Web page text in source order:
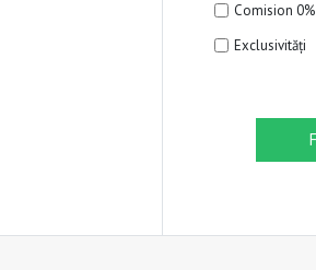
Comision 0%
Exclusivități